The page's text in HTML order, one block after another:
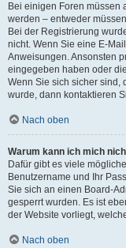
Bei einigen Foren müssen
werden – entweder
Bei der Registrierung
nicht. Wenn Sie eine E-
Anweisungen. Ansonsten
eingegeben haben oder
Wenn Sie sich sicher sind,
wurde, dann kontaktieren
Nach oben
Warum kann ich mich
Dafür gibt es viele
Benutzername und Ihr
Sie sich an einen Board-
gesperrt wurden. Es ist
der Website vorliegt,
Nach oben